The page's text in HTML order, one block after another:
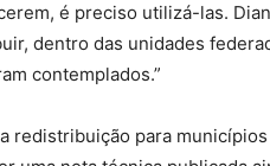
é preciso utilizá-las.
dentro das unidades
contemplados.”
redistribuição para